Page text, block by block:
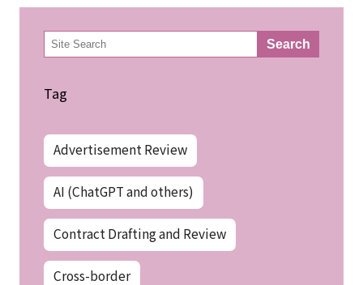
検
索 Search
Tag
Advertisement Review
AI (ChatGPT and others)
Contract Drafting and Review
Cross-border